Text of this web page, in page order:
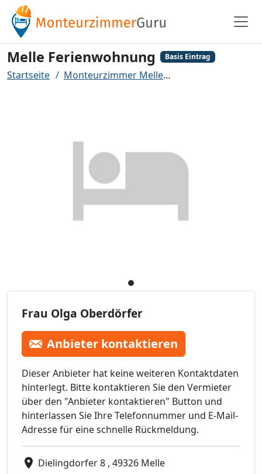
Melle Ferienwohnung Basis Eintrag
Startseite Monteurzimmer Melle
Frau Olga Oberdörfer
Anbieter kontaktieren
Dieser Anbieter hat keine weiteren Kontaktdaten
hinterlegt. Bitte kontaktieren Sie den Vermieter
über den "Anbieter kontaktieren" Button und
hinterlassen Sie Ihre Telefonnummer und E-Mail-
Adresse für eine schnelle Rückmeldung.
Dielingdorfer 8 , 49326 Melle